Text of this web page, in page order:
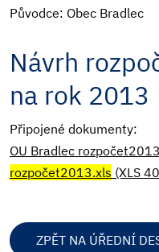
Původce: Obec Bradlec
Návrh
na rok 2013
Připojené dokumenty:
OU Bradlec
rozpočet2013.xls (XLS
ZPĚT NA ÚŘEDNÍ